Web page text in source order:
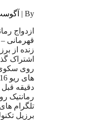
By | آگوست 15,
ازدواج
زنده از
اشتراک
روی سکوی
دقیقه قبل
رمانتیک
برزیل